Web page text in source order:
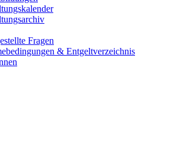
Fragen
& Entgeltverzeichnis